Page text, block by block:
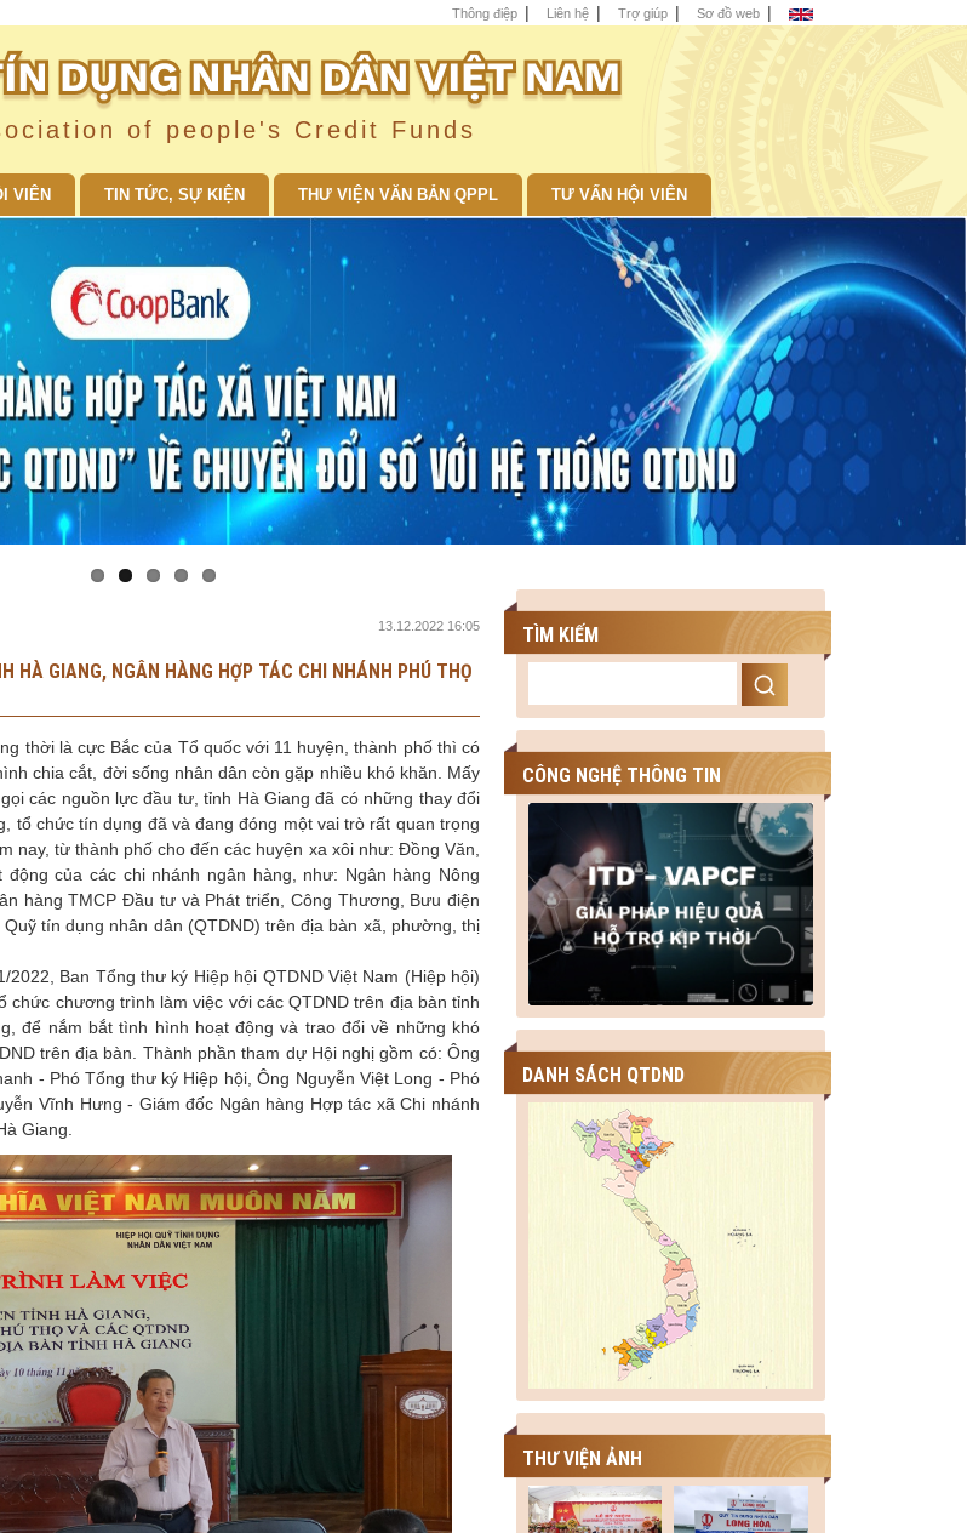
Thông điệp Liên hệ Trợ giúp Sơ đồ web
of people's Credit Funds
VIÊN TIN TỨC, SỰ KIỆN THƯ VIỆN VĂN BẢN QPPL TƯ VẤN HỘI VIÊN
13.12.2022 16:05
HÀ GIANG, NGÂN HÀNG HỢP TÁC CHI NHÁNH PHÚ THỌ
thời là cực Bắc của Tổ quốc với 11 huyện, thành phố thì có
chia cắt, đời sống nhân dân còn gặp nhiều khó khăn. Mấy
các nguồn lực đầu tư, tỉnh Hà Giang đã có những thay đổi
tổ chức tín dụng đã và đang đóng một vai trò rất quan trọng
nay, từ thành phố cho đến các huyện xa xôi như: Đồng Văn,
của các chi nhánh ngân hàng, như: Ngân hàng Nông
hàng TMCP Đầu tư và Phát triển, Công Thương, Bưu điện
tín dụng nhân dân (QTDND) trên địa bàn xã, phường, thị
Ban Tổng thư ký Hiệp hội QTDND Việt Nam (Hiệp hội)
chương trình làm việc với các QTDND trên địa bàn tỉnh
để nắm bắt tình hình hoạt động và trao đổi về những khó
trên địa bàn. Thành phần tham dự Hội nghị gồm có: Ông
- Phó Tổng thư ký Hiệp hội, Ông Nguyễn Việt Long - Phó
Vĩnh Hưng - Giám đốc Ngân hàng Hợp tác xã Chi nhánh
Giang.
TÌM KIẾM
CÔNG NGHỆ THÔNG TIN
DANH SÁCH QTDND
THƯ VIỆN ẢNH